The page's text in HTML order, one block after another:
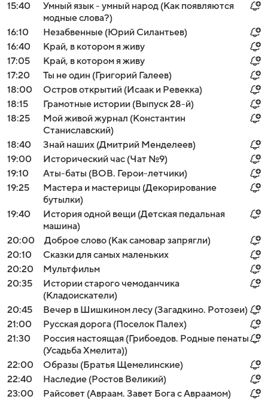
15:40
Умный язык - умный народ (Как появляются
модные слова?)
16:10
Незабвенные (Юрий Силантьев)
16:40
Край, в котором я живу
17:05
Край, в котором я живу
17:20
Ты не один (Григорий Галеев)
18:00
Остров открытий (Исаак и Ревекка)
18:15
Грамотные истории (Выпуск 28-й)
18:25
Мой живой журнал (Константин
Станиславский)
18:40
Знай наших (Дмитрий Менделеев)
19:00
Исторический час (Чат №9)
19:10
Аты-баты (ВОВ. Герои-летчики)
19:25
Мастера и мастерицы (Декорирование
бутылки)
19:40
История одной вещи (Детская педальная
машина)
20:00
Доброе слово (Как самовар запрягли)
20:10
Сказки для самых маленьких
20:20
Мультфильм
20:35
Истории старого чемоданчика
(Кладоискатели)
20:45
Вечер в Шишкином лесу (Загадкино. Ротозеи)
21:00
Русская дорога (Поселок Палех)
21:30
Россия настоящая (Грибоедов. Родные пенаты
(Усадьба Хмелита))
22:00
Образы (Братья Щемелинские)
22:40
Наследие (Ростов Великий)
23:00
Райсовет (Авраам. Завет Бога с Авраамом)